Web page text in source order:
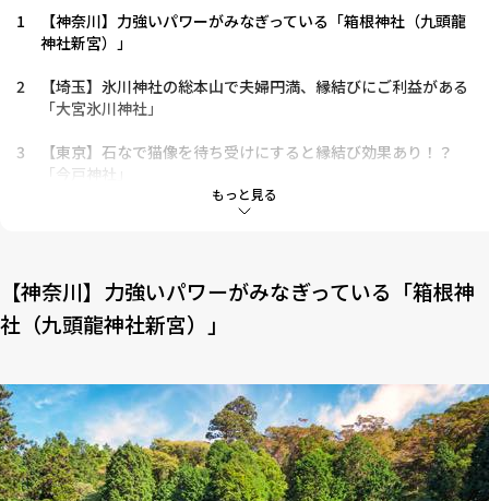
もっと見る
1
【神奈川】力強いパワーがみなぎっている「箱根神社（九頭龍
神社新宮）」
2
【埼玉】氷川神社の総本山で夫婦円満、縁結びにご利益がある
「大宮氷川神社」
3
【東京】石なで猫像を待ち受けにすると縁結び効果あり！？
「今戸神社」
【東京】愛染明王に良縁祈願しに行きたい！「目黒不動尊（瀧
5
【千葉】「恋の願かけめぐり」ができる！ 「縁結び大社」
【神奈川】力強いパワーがみなぎっている「箱根神
社（九頭龍神社新宮）」